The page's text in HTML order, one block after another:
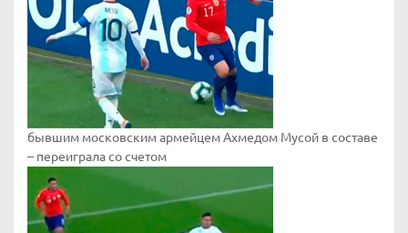
бывшим московским армейцем Ахмедом Мусой в составе
– переиграла со счетом